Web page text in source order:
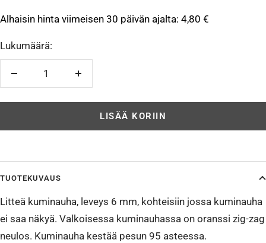
Alhaisin hinta viimeisen 30 päivän ajalta: 4,80 €
Lukumäärä:
Vähennä
LISÄÄ KORIIN
TUOTEKUVAUS
Litteä kuminauha, leveys 6 mm, kohteisiin jossa kuminauha
ei saa näkyä. Valkoisessa kuminauhassa on oranssi zig-zag
neulos. Kuminauha kestää pesun 95 asteessa.